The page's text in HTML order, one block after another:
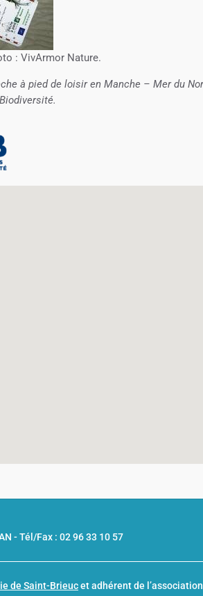
: VivArmor Nature.
à pied de loisir en Manche – Mer du
-Tél/Fax : 02 96 33 10 57
de Saint-Brieucet adhérent de